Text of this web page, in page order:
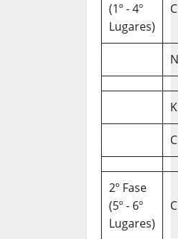
(1º - 4º
Lugares)
2º Fase
(5º - 6º
Lugares)